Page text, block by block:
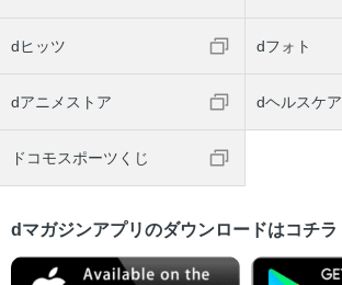
dヒッツ dフォト
dアニメストア dヘルスケア
ドコモスポーツくじ
dマガジンアプリのダウンロードはコチラ